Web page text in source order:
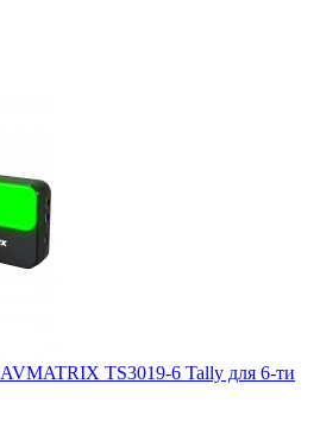
TS3019-6 Tally для 6-ти